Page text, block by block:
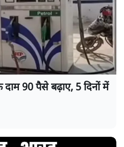
90 पैसे बढ़ाए, 5 दिनों में